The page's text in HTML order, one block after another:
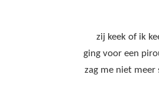
zij keek of ik
ging voor een
zag me niet meer